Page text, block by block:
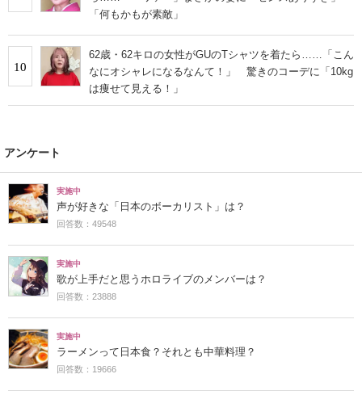
「何もかもが素敵」
10
62歳・62キロの女性がGUのTシャツを着たら……「こん
なにオシャレになるなんて！」 驚きのコーデに「10kg
は痩せて見える！」
アンケート
実施中
声が好きな「日本のボーカリスト」は？
回答数：49548
実施中
歌が上手だと思うホロライブのメンバーは？
回答数：23888
実施中
ラーメンって日本食？それとも中華料理？
回答数：19666